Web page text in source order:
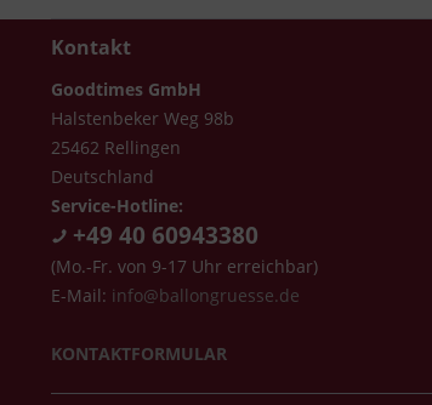
Kontakt
Goodtimes GmbH
Halstenbeker Weg 98b
25462 Rellingen
Deutschland
Service-Hotline:
+49 40 60943380
(Mo.-Fr. von 9-17 Uhr erreichbar)
E-Mail: info@ballongruesse.de
KONTAKTFORMULAR